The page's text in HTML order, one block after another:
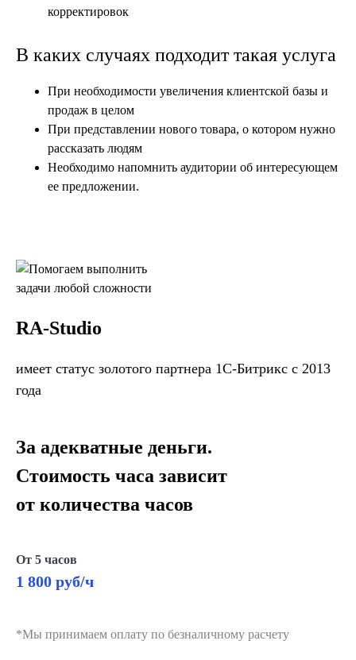
корректировок
В каких случаях подходит такая услуга
При необходимости увеличения клиентской базы и
продаж в целом
При представлении нового товара, о котором нужно
рассказать людям
Необходимо напомнить аудитории об интересующем
ее предложении.
RA-Studio
имеет статус золотого партнера 1С-Битрикс с 2013
года
За адекватные деньги.
Стоимость часа зависит
от количества часов
От 5 часов
1 800 руб/ч
*Мы принимаем оплату по безналичному расчету